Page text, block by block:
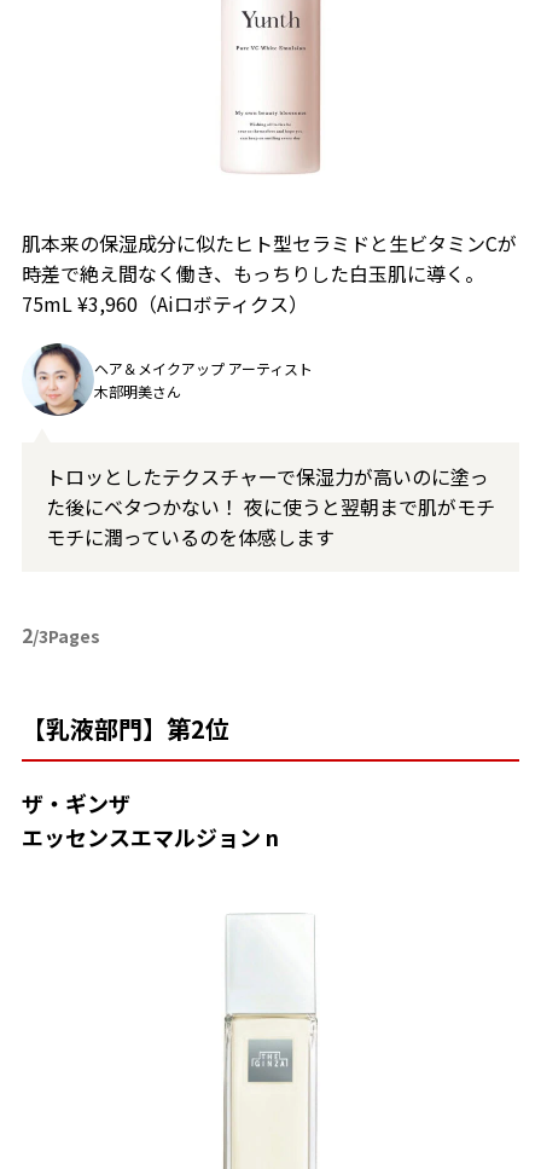
肌本来の保湿成分に似たヒト型セラミドと⽣ビタミンCが
時差で絶え間なく働き、もっちりした白玉肌に導く。
75mL ¥3,960（Aiロボティクス）
ヘア＆メイクアップ アーティスト
木部明美さん
トロッとしたテクスチャーで保湿力が高いのに塗っ
た後にベタつかない！ 夜に使うと翌朝まで肌がモチ
モチに潤っているのを体感します
2/3Pages
【乳液部門】第2位
ザ・ギンザ
エッセンスエマルジョン n